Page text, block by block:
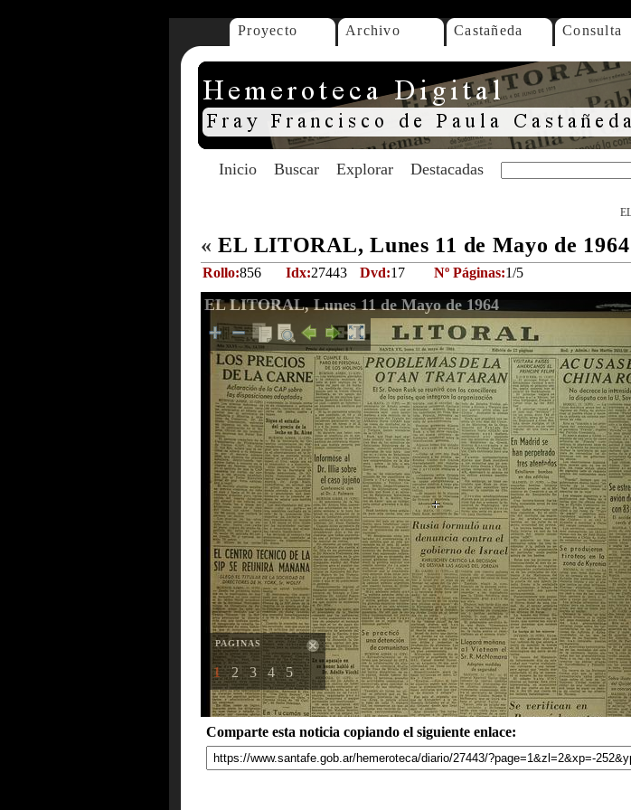
Proyecto Archivo Castañeda Consulta
Inicio Buscar Explorar Destacadas
« EL LITORAL, Lunes 11 de Mayo de 1964
Rollo:856 Idx:27443 Dvd:17 Nº Páginas:1/5
EL LITORAL, Lunes 11 de Mayo de 1964
PAGINAS
1 2 3 4 5
Comparte esta noticia copiando el siguiente enlace: